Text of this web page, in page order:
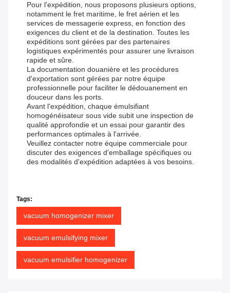
Pour l'expédition, nous proposons plusieurs options,
notamment le fret maritime, le fret aérien et les
services de messagerie express, en fonction des
exigences du client et de la destination. Toutes les
expéditions sont gérées par des partenaires
logistiques expérimentés pour assurer une livraison
rapide et sûre.
La documentation douanière et les procédures
d'exportation sont gérées par notre équipe
professionnelle pour faciliter le dédouanement en
douceur dans les ports.
Avant l'expédition, chaque émulsifiant
homogénéisateur sous vide subit une inspection de
qualité approfondie et un essai pour garantir des
performances optimales à l'arrivée.
Veuillez contacter notre équipe commerciale pour
discuter des exigences d'emballage spécifiques ou
des modalités d'expédition adaptées à vos besoins.
Tags:
vacuum homogenizer mixer
vacuum emulsifying mixer
vacuum emulsifier homogenizer